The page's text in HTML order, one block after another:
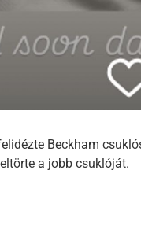
Beckham
a jobb csuklóját.